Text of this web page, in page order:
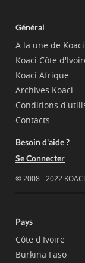
Général
A la une de Koaci
Koaci Côte
Koaci Afrique
Archives Koaci
Conditions
Contacts
Besoin d'aide ?
Se Connecter
© 2008 - 2022
Pays
Côte d'Ivoire
Burkina Faso